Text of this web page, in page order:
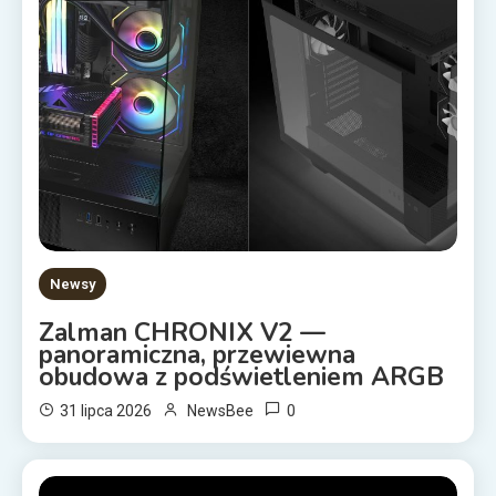
Newsy
Zalman CHRONIX V2 —
panoramiczna, przewiewna
obudowa z podświetleniem ARGB
31 lipca 2026 NewsBee 0